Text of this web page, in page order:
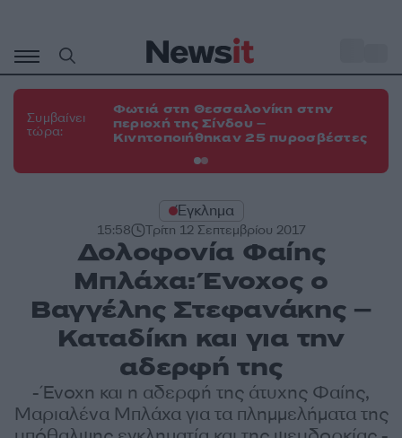
περιεχόμενο
Συμβαίνει
τώρα:
Φωτιά στη Θεσσαλονίκη στην
περιοχή της Σίνδου –
Κινητοποιήθηκαν 25 πυροσβέστες
Έγκλημα
15:58 Τρίτη 12 Σεπτεμβρίου 2017
Δολοφονία Φαίης
Μπλάχα: Ένοχος ο
Βαγγέλης Στεφανάκης –
Καταδίκη και για την
αδερφή της
- Ένοχη και η αδερφή της άτυχης Φαίης,
Μαριαλένα Μπλάχα για τα πλημμελήματα της